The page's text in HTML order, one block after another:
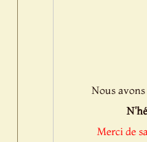
Nous
Merci de